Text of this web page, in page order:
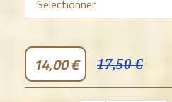
14,00€ 17,50 €